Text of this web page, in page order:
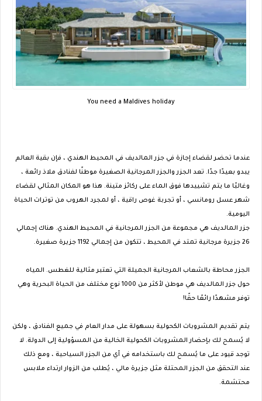
You need a Maldives holiday
عندما تحضر لقضاء إجازة في جزر المالديف في المحيط الهندي ، فإن بقية العالم
يبدو بعيدًا جدًا. تعد الجزر والجزر المرجانية الصغيرة موطنًا لفنادق ملاذ رائعة ،
وغالبًا ما يتم تشييدها فوق الماء على ركائز متينة. هذا هو المكان المثالي لقضاء
شهر عسل رومانسي ، أو تجربة غوص راقية ، أو لمجرد الهروب من توترات الحياة
اليومية.
جزر المالديف هي مجموعة من الجزر المرجانية في المحيط الهندي. هناك إجمالي
26 جزيرة مرجانية تمتد في المحيط ، تتكون من إجمالي 1192 جزيرة صغيرة.
الجزر محاطة بالشعاب المرجانية الجميلة التي تعتبر مثالية للغطس. المياه
حول جزر المالديف هي موطن لأكثر من 1000 نوع مختلف من الحياة البحرية وهي
توفر مشهدًا رائعًا حقًا!
يتم تقديم المشروبات الكحولية بسهولة على مدار العام في جميع الفنادق ، ولكن
لا يُسمح لك بإحضار المشروبات الكحولية الخالية من المسؤولية إلى الدولة. لا
توجد قيود على ما يُسمح لك باستخدامه في أي من الجزر السياحية ، ومع ذلك
عند التحقق من الجزر المحتلة مثل جزيرة مالي ، يُطلب من الزوار ارتداء ملابس
محتشمة.